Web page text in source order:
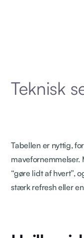
Teknisk
Tabellen er nyttig,
mavefornemmelser.
“gøre lidt af hvert”,
stærk refresh eller